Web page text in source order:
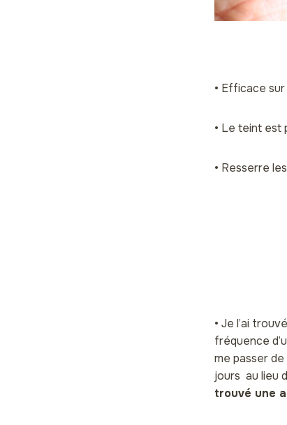
• Efficace
• Le teint est
• Resserre
• Je l’ai
fréquence
me passer
jours au lieu
trouvé une